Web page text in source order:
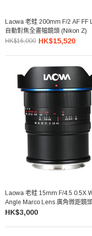
Laowa 老蛙 200mm F/2 AF FF
自動對焦全畫幅鏡頭 (Nikon Z)
HK$16,000 HK$15,520
Laowa 老蛙 15mm F/4.5 0.5X
Angle Marco Lens 廣角微距鏡頭
Leica L
HK$3,000